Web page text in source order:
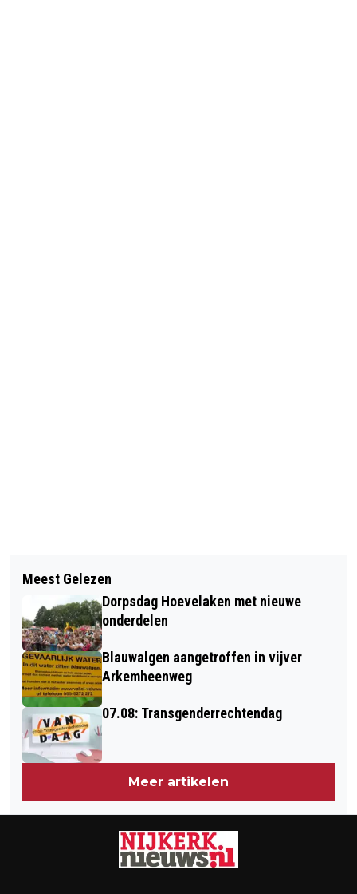
MOOIE BIJDRAGE AAN
VRIJHEIDSMONUMENT IN
NIJKERKERVEEN
LEGE FLESSEN VOOR OEKRAÏNE
Meest Gelezen
Dorpsdag Hoevelaken met nieuwe
onderdelen
Blauwalgen aangetroffen in vijver
Arkemheenweg
07.08: Transgenderrechtendag
Meer artikelen